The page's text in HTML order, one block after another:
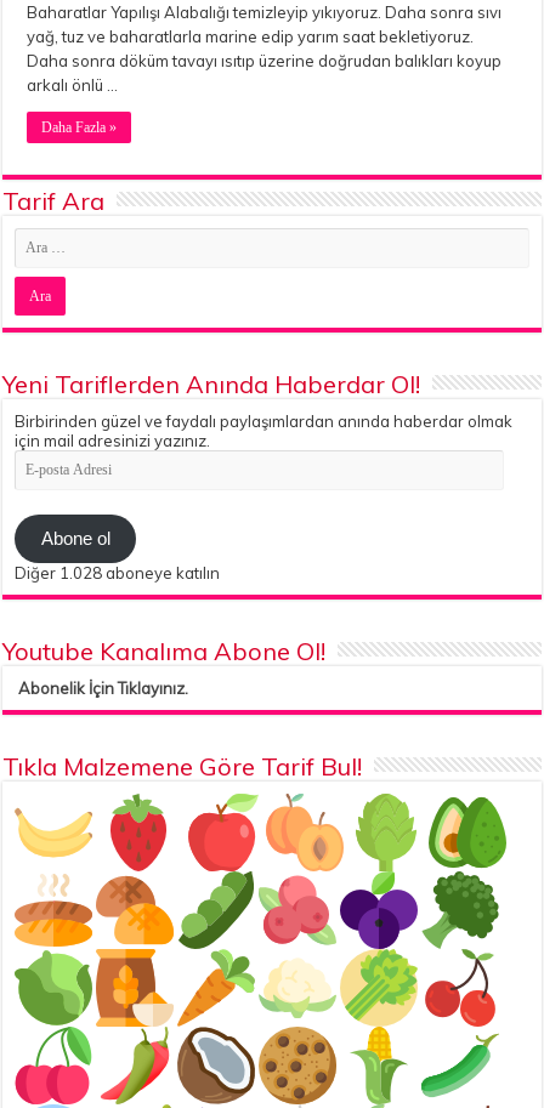
Baharatlar Yapılışı Alabalığı temizleyip yıkıyoruz. Daha sonra sıvı
yağ, tuz ve baharatlarla marine edip yarım saat bekletiyoruz.
Daha sonra döküm tavayı ısıtıp üzerine doğrudan balıkları koyup
arkalı önlü …
Daha Fazla »
Tarif Ara
Yeni Tariflerden Anında Haberdar Ol!
Birbirinden güzel ve faydalı paylaşımlardan anında haberdar olmak
için mail adresinizi yazınız.
E-
posta
Abone ol
Diğer 1.028 aboneye katılın
Youtube Kanalıma Abone Ol!
Abonelik İçin Tıklayınız.
Tıkla Malzemene Göre Tarif Bul!